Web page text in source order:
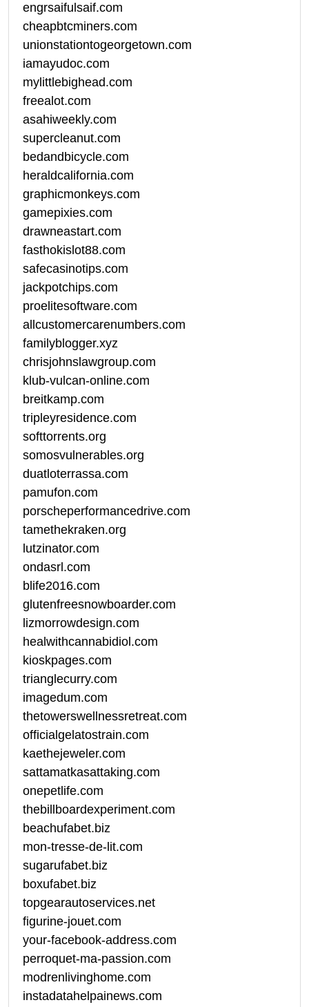
engrsaifulsaif.com
cheapbtcminers.com
unionstationtogeorgetown.com
iamayudoc.com
mylittlebighead.com
freealot.com
asahiweekly.com
supercleanut.com
bedandbicycle.com
heraldcalifornia.com
graphicmonkeys.com
gamepixies.com
drawneastart.com
fasthokislot88.com
safecasinotips.com
jackpotchips.com
proelitesoftware.com
allcustomercarenumbers.com
familyblogger.xyz
chrisjohnslawgroup.com
klub-vulcan-online.com
breitkamp.com
tripleyresidence.com
softtorrents.org
somosvulnerables.org
duatloterrassa.com
pamufon.com
porscheperformancedrive.com
tamethekraken.org
lutzinator.com
ondasrl.com
blife2016.com
glutenfreesnowboarder.com
lizmorrowdesign.com
healwithcannabidiol.com
kioskpages.com
trianglecurry.com
imagedum.com
thetowerswellnessretreat.com
officialgelatostrain.com
kaethejeweler.com
sattamatkasattaking.com
onepetlife.com
thebillboardexperiment.com
beachufabet.biz
mon-tresse-de-lit.com
sugarufabet.biz
boxufabet.biz
topgearautoservices.net
figurine-jouet.com
your-facebook-address.com
perroquet-ma-passion.com
modrenlivinghome.com
instadatahelpainews.com